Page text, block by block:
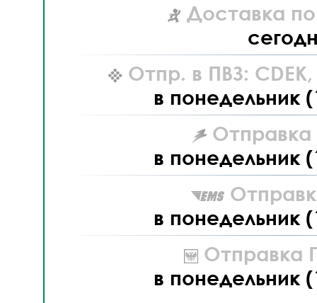
Доставка
Отпр. в ПВЗ: CDEK,
в понедельник
Отправка
в понедельник
в понедельник
Отправка
в понедельник